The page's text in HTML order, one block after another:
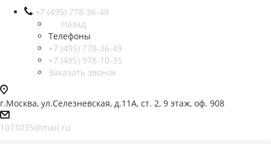
+7 (495) 778-36-49
Назад
Телефоны
+7 (495) 778-36-49
+7 (495) 978-10-35
Заказать звонок
г.Москва, ул.Селезневская, д.11А, ст. 2, 9 этаж, оф. 908
1071035@mail.ru